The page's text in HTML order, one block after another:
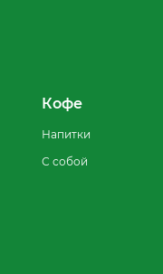
Кофе
Напитки
С собой